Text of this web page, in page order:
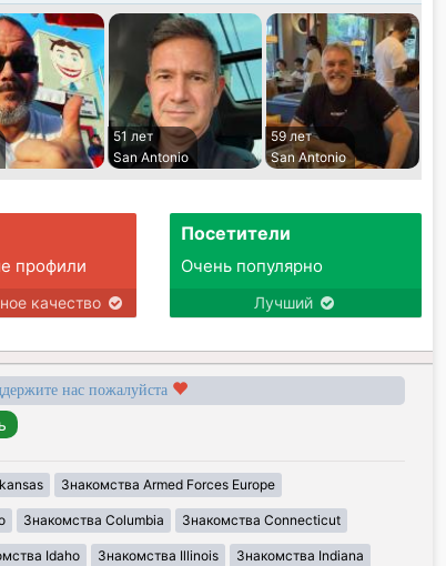
51 лет
San Antonio
59 лет
San Antonio
профили
качество
Посетители
Очень популярно
Лучший
нас пожалуйста
Знакомства Armed Forces Europe
Знакомства Columbia Знакомства Connecticut
Idaho Знакомства Illinois Знакомства Indiana